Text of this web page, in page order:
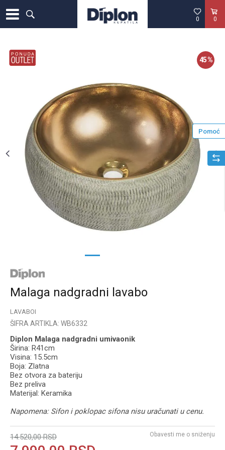
0
0
1
45%
Malaga nadgradni lavabo
LAVABOI
ŠIFRA ARTIKLA: WB6332
Diplon Malaga nadgradni umivaonik
Širina: R41cm
Visina: 15.5cm
Boja: Zlatna
Bez otvora za bateriju
Bez preliva
Materijal: Keramika
Napomena: Sifon i poklopac sifona nisu uračunati u cenu.
14.520,00 RSD Obavesti me o sniženju
Pomoć